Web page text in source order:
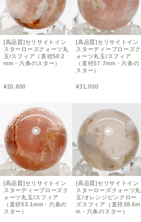
[高品質]セリサイトイン
スターローズクォーツ丸
玉/スフィア（直径50.2
mm・六条のスター）
¥20,800
[高品質]セリサイトイン
スターディープローズク
ォーツ丸玉/スフィア
（直径53.1mm・六条の
スター）
[高品質]セリサイトイン
スターディープローズク
ォーツ丸玉/スフィア
（直径57.7mm・六条の
スター）
¥31,000
[高品質]セリサイトイン
スターローズクォーツ丸
玉/オレンジピンクロー
ズスフィア（直径38.6m
m・六条のスター）